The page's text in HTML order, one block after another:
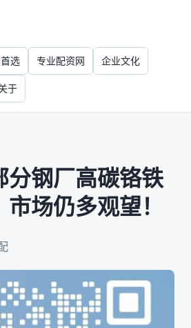
选 专业配资网 企业文化
于
分钢厂高碳铬铁
场仍多观望！